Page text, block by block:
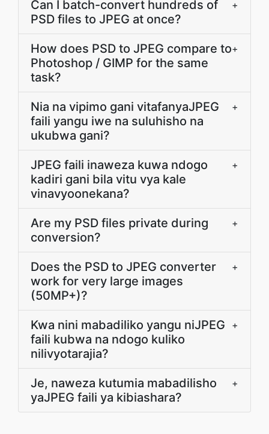
Can I batch-convert hundreds of
PSD files to JPEG at once?
+
How does PSD to JPEG compare to
Photoshop / GIMP for the same
task?
+
Nia na vipimo gani vitafanyaJPEG
faili yangu iwe na suluhisho na
ukubwa gani?
+
JPEG faili inaweza kuwa ndogo
kadiri gani bila vitu vya kale
vinavyoonekana?
+
Are my PSD files private during
conversion?
+
Does the PSD to JPEG converter
work for very large images
(50MP+)?
+
Kwa nini mabadiliko yangu niJPEG
faili kubwa na ndogo kuliko
nilivyotarajia?
+
Je, naweza kutumia mabadilisho
yaJPEG faili ya kibiashara?
+